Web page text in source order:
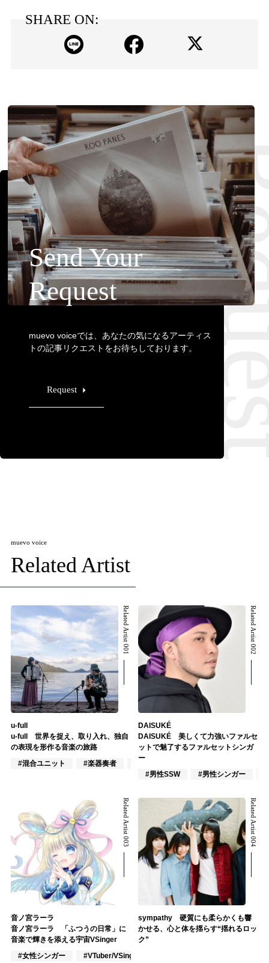
SHARE ON:
Send Your
Request
muevo voiceでは、あなたの気になるアーティス
トの記事リクエストをお待ちしております。
Request
muevo voice
Related Artist
Related Artist 001
u-full
u-full 世界を捉え、取り入れ、独自
の表現を形作る音楽の旅路
#混合ユニット
#楽器奏者
Related Artist 002
DAISUKÉ
DAISUKÉ 美しくて力強いファルセ
ットで魅了するファルセットシンガ
ー
#男性SSW
#男性シンガー
Related Artist 003
音ノ宮ラーラ
音ノ宮ラーラ 「ふつうの日常」に
音楽で輝きを添える宇宙VSinger
#女性シンガー
#VTuber/VSinger
Related Artist 004
sympathy 硬質にも柔らかくも響
かせる、心と体を揺らす“揺れるロッ
ク”